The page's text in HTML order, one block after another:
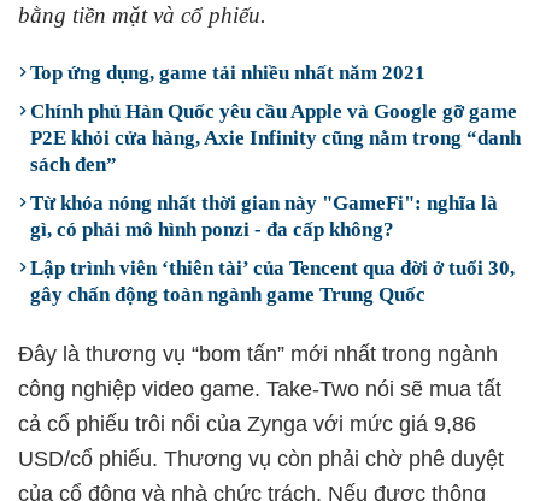
bằng tiền mặt và cổ phiếu.
Top ứng dụng, game tải nhiều nhất năm 2021
Chính phủ Hàn Quốc yêu cầu Apple và Google gỡ game
P2E khỏi cửa hàng, Axie Infinity cũng nằm trong “danh
sách đen”
Từ khóa nóng nhất thời gian này "GameFi": nghĩa là
gì, có phải mô hình ponzi - đa cấp không?
Lập trình viên ‘thiên tài’ của Tencent qua đời ở tuổi 30,
gây chấn động toàn ngành game Trung Quốc
Đây là thương vụ “bom tấn” mới nhất trong ngành
công nghiệp video game. Take-Two nói sẽ mua tất
cả cổ phiếu trôi nổi của Zynga với mức giá 9,86
USD/cổ phiếu. Thương vụ còn phải chờ phê duyệt
của cổ đông và nhà chức trách. Nếu được thông